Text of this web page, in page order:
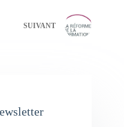
SUIVANT